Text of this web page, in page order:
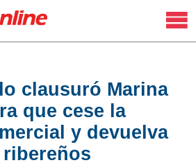
clausuró Marina
que cese la
y devuelva
ribereños